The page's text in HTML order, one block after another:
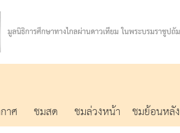
าศ ชมสด ชมล่วงหน้า ชมย้อนหลัง